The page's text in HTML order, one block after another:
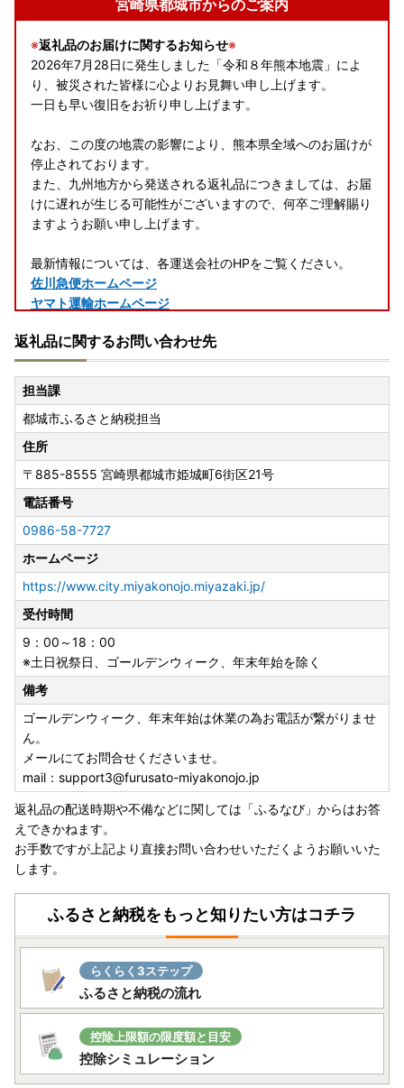
宮崎県都城市からのご案内
※返礼品のお届けに関するお知らせ※
2026年7月28日に発生しました「令和８年熊本地震」によ
り、被災された皆様に心よりお見舞い申し上げます。
一日も早い復旧をお祈り申し上げます。
なお、この度の地震の影響により、熊本県全域へのお届けが
停止されております。
また、九州地方から発送される返礼品につきましては、お届
けに遅れが生じる可能性がございますので、何卒ご理解賜り
ますようお願い申し上げます。
最新情報については、各運送会社のHPをご覧ください。
佐川急便ホームページ
ヤマト運輸ホームページ
-+-+-+-+-+-+-+-+-+-+-+-+-+-+-+-+-+-+-+-+-+-+-+-+-+
-+-+-
★登録返礼品数 約2200点以上★ あとからセレクト！！
駆け込み寄附でも安心！便利！返礼品選びに迷ったら！あと
からゆっくり選べる【ふるさとギフト】が、登場しました！
約2200点以上のお礼の品をご用意しておりますので、『忙
しくて 選ぶ時間がない』という方も、返礼品は欲しい時
に、後日ゆっくり選択できます☺
今年のふるさと納税として、とりあえずの寄附にも最適な、
あとからセレクトをぜひご利用ください♪
-+-+-+-+-+-+-+-+-+-+-+-+-+-+-+-+-+-+-+-+-+-+-+-+-+
-+-+-
【お申込とお礼の品のお届けについて】
・都城市外にお住まいの方で、ご寄附いただいた皆様に都城
産のお礼の品をお送りします。
・お礼の品は原則、ご入金確認の翌月中に発送を行います
が、お品によっては【10日以内にお届け】するものや【お
届け時期を選べる】もの、発送までに時間を要するものがご
ざいます。詳細は、各返礼品ページでご確認ください。
※ ふるなびカタログ の場合は、 お選びいただいた翌月中
届けいたします。
・寄附者様ご都合による寄附申込のキャンセル、返礼品の変
更・返品、配送先・配送時期の変更はできません。あらかじ
めご了承ください。
-+-+-+-+-+-+-+-+-+-+-+-+-+-+-+-+-+-+-+-+-+-+-+-+-+
-+-+-
【寄附金受領証明書・ワンストップ特例申請書について】
・ご入金確認後約2～3週間程度で特産品とは別に郵送にて
お送りいたします。
返礼品に関するお問い合わせ先
担当課
都城市ふるさと納税担当
住所
〒885-8555 宮崎県都城市姫城町6街区21号
電話番号
0986-58-7727
ホームページ
https://www.city.miyakonojo.miyazaki.jp/
受付時間
9：00～18：00
※土日祝祭日、ゴールデンウィーク、年末年始を除く
備考
ゴールデンウィーク、年末年始は休業の為お電話が繋がりませ
ん。
メールにてお問合せくださいませ。
mail：support3@furusato-miyakonojo.jp
返礼品の配送時期や不備などに関しては「ふるなび」からはお答
えできかねます。
お手数ですが上記より直接お問い合わせいただくようお願いいた
します。
ふるさと納税をもっと知りたい方はコチラ
らくらく3ステップ
ふるさと納税の流れ
控除上限額の限度額と目安
控除シミュレーション